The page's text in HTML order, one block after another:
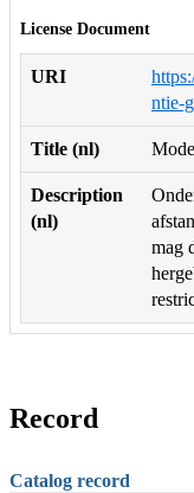
License Document
URI
ntie-
Title (nl)
Description
(nl)
mag
Record
Catalog record